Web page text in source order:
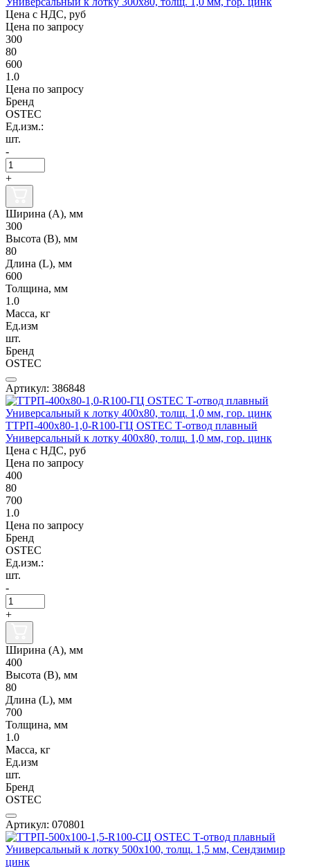
Цена с НДС, руб
Цена по запросу
300
80
600
1.0
Цена по запросу
Бренд
OSTEC
Ед.изм.:
шт.
-
+
Ширина (А), мм
300
Высота (В), мм
80
Длина (L), мм
600
Толщина, мм
1.0
Масса, кг
Ед.изм
шт.
Бренд
OSTEC
Артикул: 386848
ТТРП-400х80-1,0-R100-ГЦ OSTEC Т-отвод плавный
Универсальный к лотку 400х80, толщ. 1,0 мм, гор. цинк
Цена с НДС, руб
Цена по запросу
400
80
700
1.0
Цена по запросу
Бренд
OSTEC
Ед.изм.:
шт.
-
+
Ширина (А), мм
400
Высота (В), мм
80
Длина (L), мм
700
Толщина, мм
1.0
Масса, кг
Ед.изм
шт.
Бренд
OSTEC
Артикул: 070801